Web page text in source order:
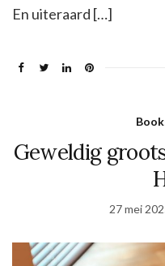
En uiteraard […]
Geweldig
27 mei